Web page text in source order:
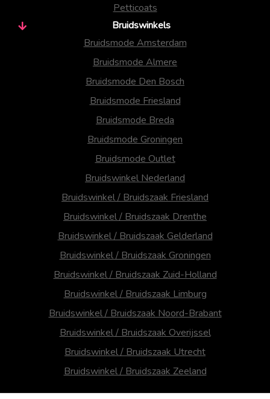
Petticoats
Bruidswinkels
Bruidsmode Amsterdam
Bruidsmode Almere
Bruidsmode Den Bosch
Bruidsmode Friesland
Bruidsmode Breda
Bruidsmode Groningen
Bruidsmode Outlet
Bruidswinkel Nederland
Bruidswinkel / Bruidszaak Friesland
Bruidswinkel / Bruidszaak Drenthe
Bruidswinkel / Bruidszaak Gelderland
Bruidswinkel / Bruidszaak Groningen
Bruidswinkel / Bruidszaak Zuid-Holland
Bruidswinkel / Bruidszaak Limburg
Bruidswinkel / Bruidszaak Noord-Brabant
Bruidswinkel / Bruidszaak Overijssel
Bruidswinkel / Bruidszaak Utrecht
Bruidswinkel / Bruidszaak Zeeland